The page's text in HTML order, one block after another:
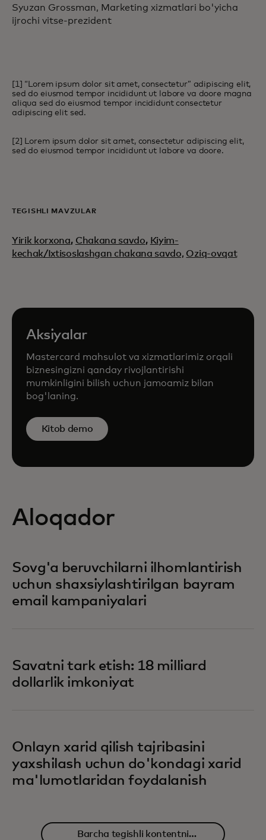
Syuzan Grossman, Marketing xizmatlari bo'yicha
ijrochi vitse-prezident
[1] “Lorem ipsum dolor sit amet, consectetur” adipiscing elit,
sed do eiusmod tempor incididunt ut labore va doore magna
aliqua sed do eiusmod tempor incididunt consectetur
adipiscing elit sed.
[2] Lorem ipsum dolor sit amet, consectetur adipiscing elit,
sed do eiusmod tempor incididunt ut labore va doore.
TEGISHLI MAVZULAR
Yirik korxona, Chakana savdo, Kiyim-
kechak/Ixtisoslashgan chakana savdo, Oziq-ovqat
Aksiyalar
Mastercard mahsulot va xizmatlarimiz orqali
biznesingizni qanday rivojlantirishi
mumkinligini bilish uchun jamoamiz bilan
bog'laning.
Kitob demo
Aloqador
Sovg'a beruvchilarni ilhomlantirish
uchun shaxsiylashtirilgan bayram
email kampaniyalari
Savatni tark etish: 18 milliard
dollarlik imkoniyat
Onlayn xarid qilish tajribasini
yaxshilash uchun do'kondagi xarid
ma'lumotlaridan foydalanish
Barcha tegishli kontentni